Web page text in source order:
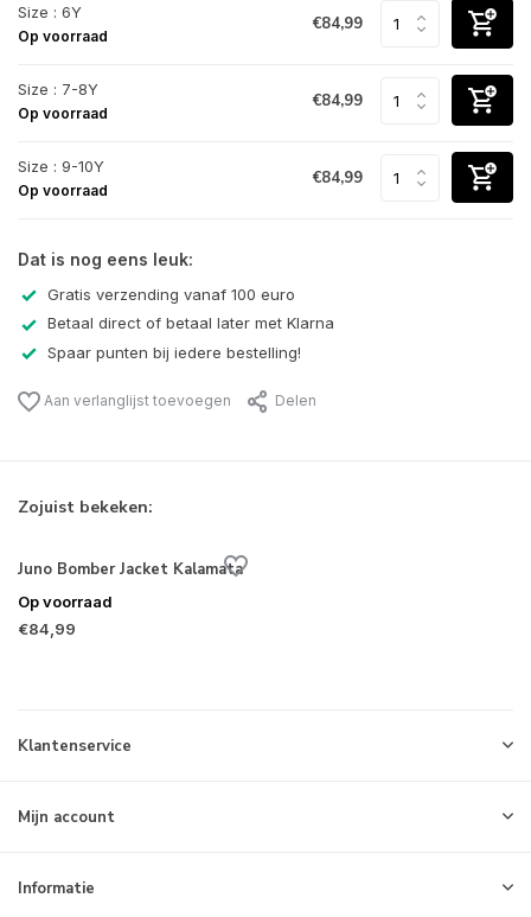
Size : 6Y
Op voorraad
€84,99
Size : 7-8Y
Op voorraad
€84,99
Size : 9-10Y
Op voorraad
€84,99
Dat is nog eens leuk:
Gratis verzending vanaf 100 euro
Betaal direct of betaal later met Klarna
Spaar punten bij iedere bestelling!
Aan verlanglijst toevoegen Delen
Zojuist bekeken:
Juno Bomber Jacket Kalamata
Op voorraad
€84,99
Klantenservice
Mijn account
Informatie